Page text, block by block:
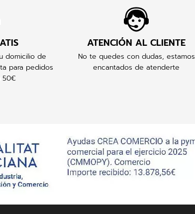
domicilio de
para pedidos
50€
ATENCIÓN AL CLIENTE
No te quedes con dudas, estamos
encantados de atenderte